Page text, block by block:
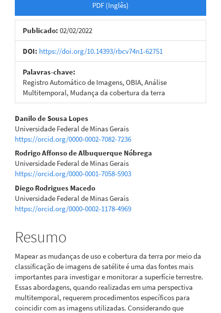
PDF (Inglês)
Publicado: 02/02/2022
DOI: https://doi.org/10.14393/rbcv74n1-62751
Palavras-chave:
Registro Automático de Imagens, OBIA, Análise
Multitemporal, Mudança da cobertura da terra
Conteúdo
do
artigo
principal
Danilo de Sousa Lopes
Universidade Federal de Minas Gerais
https://orcid.org/0000-0002-7082-7236
Rodrigo Affonso de Albuquerque Nóbrega
Universidade Federal de Minas Gerais
https://orcid.org/0000-0001-7058-5903
Diego Rodrigues Macedo
Universidade Federal de Minas Gerais
https://orcid.org/0000-0002-1178-4969
Resumo
Mapear as mudanças de uso e cobertura da terra por meio da
classificação de imagens de satélite é uma das fontes mais
importantes para investigar e monitorar a superfície terrestre.
Essas abordagens, quando realizadas em uma perspectiva
multitemporal, requerem procedimentos específicos para
coincidir com as imagens utilizadas. Considerando que